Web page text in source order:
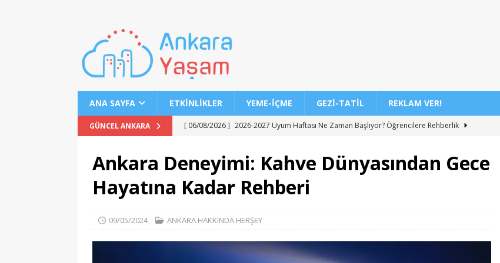
ANA SAYFA ETKINLIKLER YEME-İÇME GEZI-TATIL REKLAM VER!
GÜNCEL ANKARA [ 06/08/2026 ] 2026-2027 Uyum Haftası Ne Zaman Başlıyor? Öğrencilere Rehberlik
[ 06/08/2026 ] Geleceğin Doktoru ve Mühendislik Birliği: Yeni Nesil Sağlık Uzmanları
EĞITIM
[ 06/08/2026 ] DGS 2026 Sonuçlarının Açıklanma Tarihi Belli Oldu
İl İçi Öğretmen Atama Sonuçlarının Açıklanması
Ankara Deneyimi: Kahve Dünyasından Gece
Hayatına Kadar Rehberi
09/05/2024 ANKARA HAKKINDA HERŞEY